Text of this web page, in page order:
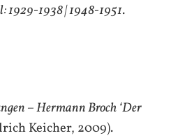
1929-1938 | 1948-1951.
– Hermann Broch ‘Der
Keicher, 2009).